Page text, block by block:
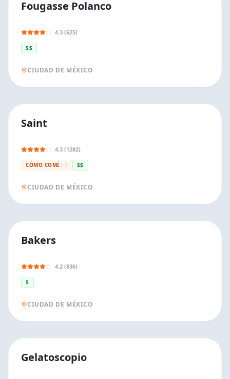
Fougasse Polanco
4.3 (625)
$$
CIUDAD DE MÉXICO
Saint
4.3 (1282)
CÓMO COMÍ 🍽️ $$
CIUDAD DE MÉXICO
Bakers
4.2 (836)
$
CIUDAD DE MÉXICO
Gelatoscopio